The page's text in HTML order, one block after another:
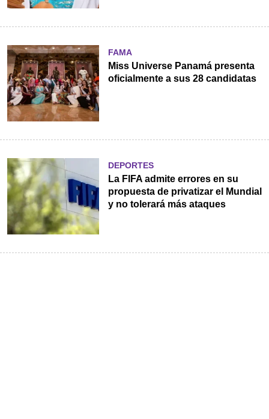
FAMA
Miss Universe Panamá presenta
oficialmente a sus 28 candidatas
DEPORTES
La FIFA admite errores en su
propuesta de privatizar el Mundial
y no tolerará más ataques